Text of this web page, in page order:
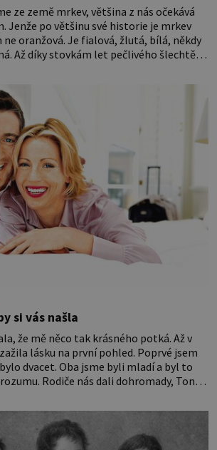
ze země mrkev, většina z nás očekává
Jenže po většinu své historie je mrkev
ne oranžová. Je fialová, žlutá, bílá, někdy
Až díky stovkám let pečlivého šlechtění
Její příběh je
si vás našla
že mě něco tak krásného potká. Až v
lásku na první pohled. Poprvé jsem
dvacet. Oba jsme byli mladí a byl to
Rodiče nás dali dohromady, Toník
zjistili, že